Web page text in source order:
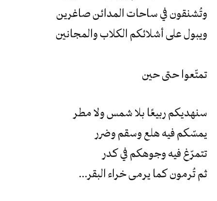
وتُشنقون في ساحات المدائن صاغرين
ويبول على أشلائكم الكلاب والمجانين
تمتّعوا حتى حين
سنهديكم ربيعًا بلا شمس ولا مطر
يمسّكم فيه هلع وسقم وضرر
تتمرّغ فيه وجوهكم في كدر
ثم تُرمون كما يرمى خراء البقر…